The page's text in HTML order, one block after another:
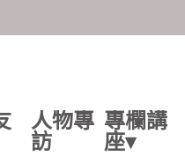
人物專
訪
專欄講
座▾